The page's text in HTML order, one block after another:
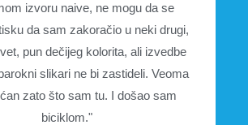
izvoru naive, ne mogu da se
da sam zakoračio u neki drugi,
pun dečijeg kolorita, ali izvedbe
slikari ne bi zastideli. Veoma
zato što sam tu. I došao sam
biciklom."